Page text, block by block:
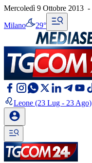
Mercoledì 9 Ottobre 2013 -
Milano 29°
Leone (23 Lug - 23 Ago)